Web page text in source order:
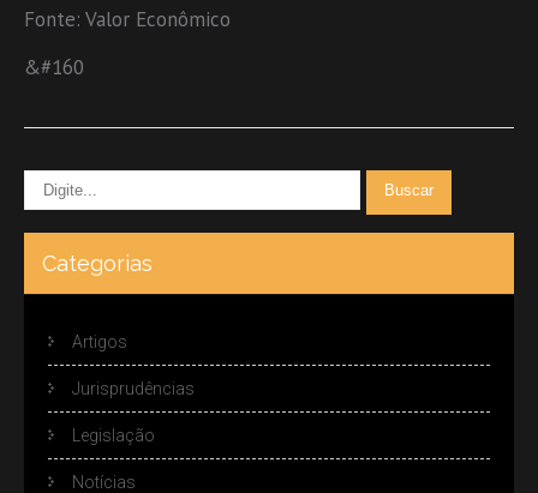
Fonte: Valor Econômico
&#160
Categorias
Artigos
Jurisprudências
Legislação
Notícias